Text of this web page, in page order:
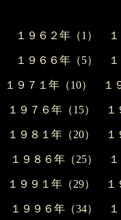
１９６２年（1）
１９６６年（5）
１９７１年（10） １
１９７６年（15）
１９８１年（20）
１９８６年（25）
１９９１年（29）
１９９６年（34）